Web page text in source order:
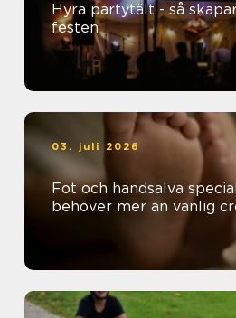
Hyra partytält - så
festen
03. juli 2026
Fot och handsalva special när
behöver mer än vanlig